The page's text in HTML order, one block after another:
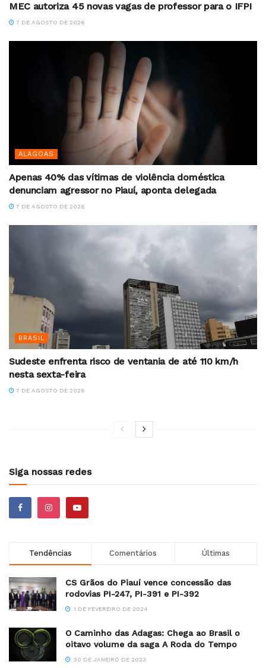
MEC autoriza 45 novas vagas de professor para o IFPI
7 DE AGOSTO DE 2026
ALAGOAS
Apenas 40% das vítimas de violência doméstica
denunciam agressor no Piauí, aponta delegada
7 DE AGOSTO DE 2026
BRASIL
Sudeste enfrenta risco de ventania de até 110 km/h
nesta sexta-feira
7 DE AGOSTO DE 2026
Siga nossas redes
Tendências Comentários Últimas
CS Grãos do Piauí vence concessão das
rodovias PI-247, PI-391 e PI-392
1 DE FEVEREIRO DE 2024
O Caminho das Adagas: Chega ao Brasil o
oitavo volume da saga A Roda do Tempo
30 DE JANEIRO DE 2023